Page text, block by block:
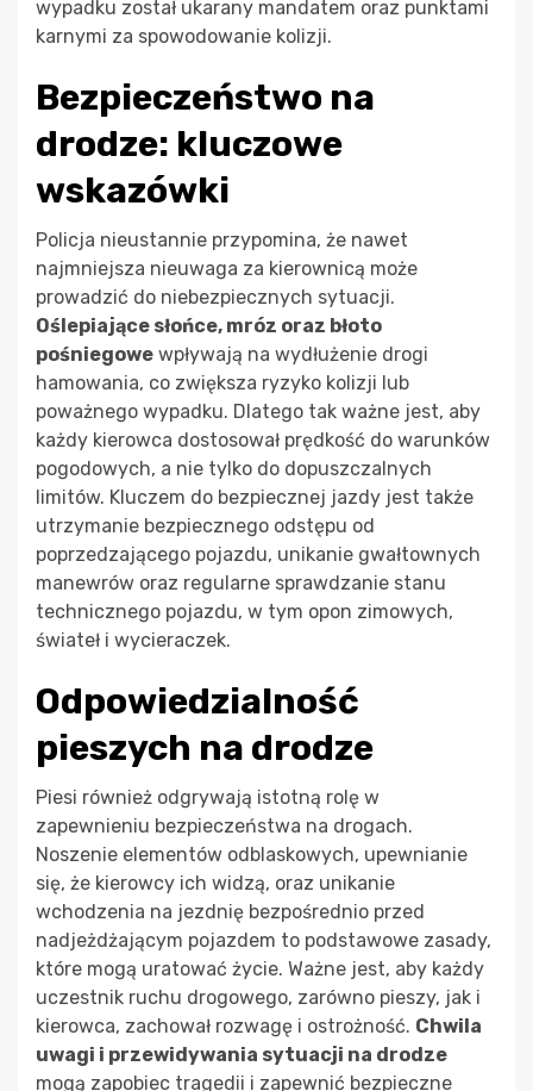
wypadku został ukarany mandatem oraz punktami
karnymi za spowodowanie kolizji.
Bezpieczeństwo na
drodze: kluczowe
wskazówki
Policja nieustannie przypomina, że nawet
najmniejsza nieuwaga za kierownicą może
prowadzić do niebezpiecznych sytuacji.
Oślepiające słońce, mróz oraz błoto
pośniegowe wpływają na wydłużenie drogi
hamowania, co zwiększa ryzyko kolizji lub
poważnego wypadku. Dlatego tak ważne jest, aby
każdy kierowca dostosował prędkość do warunków
pogodowych, a nie tylko do dopuszczalnych
limitów. Kluczem do bezpiecznej jazdy jest także
utrzymanie bezpiecznego odstępu od
poprzedzającego pojazdu, unikanie gwałtownych
manewrów oraz regularne sprawdzanie stanu
technicznego pojazdu, w tym opon zimowych,
świateł i wycieraczek.
Odpowiedzialność
pieszych na drodze
Piesi również odgrywają istotną rolę w
zapewnieniu bezpieczeństwa na drogach.
Noszenie elementów odblaskowych, upewnianie
się, że kierowcy ich widzą, oraz unikanie
wchodzenia na jezdnię bezpośrednio przed
nadjeżdżającym pojazdem to podstawowe zasady,
które mogą uratować życie. Ważne jest, aby każdy
uczestnik ruchu drogowego, zarówno pieszy, jak i
kierowca, zachował rozwagę i ostrożność. Chwila
uwagi i przewidywania sytuacji na drodze
mogą zapobiec tragedii i zapewnić bezpieczne